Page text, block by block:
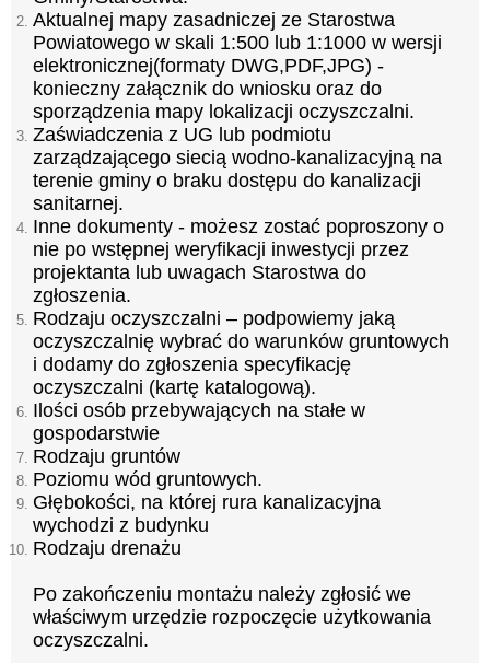
Aktualnej mapy zasadniczej ze Starostwa
Powiatowego w skali 1:500 lub 1:1000 w wersji
elektronicznej(formaty DWG,PDF,JPG) -
konieczny załącznik do wniosku oraz do
sporządzenia mapy lokalizacji oczyszczalni.
Zaświadczenia z UG lub podmiotu
zarządzającego siecią wodno-kanalizacyjną na
terenie gminy o braku dostępu do kanalizacji
sanitarnej.
Inne dokumenty - możesz zostać poproszony o
nie po wstępnej weryfikacji inwestycji przez
projektanta lub uwagach Starostwa do
zgłoszenia.
Rodzaju oczyszczalni – podpowiemy jaką
oczyszczalnię wybrać do warunków gruntowych
i dodamy do zgłoszenia specyfikację
oczyszczalni (kartę katalogową).
Ilości osób przebywających na stałe w
gospodarstwie
Rodzaju gruntów
Poziomu wód gruntowych.
Głębokości, na której rura kanalizacyjna
wychodzi z budynku
Rodzaju drenażu
Po zakończeniu montażu należy zgłosić we
właściwym urzędzie rozpoczęcie użytkowania
oczyszczalni.